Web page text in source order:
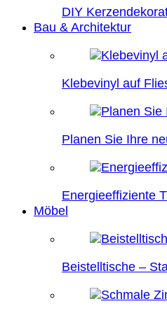
DIY
Bau & Architektur
Klebevinyl auf
Planen Sie Ihre
Energieeffiziente
Möbel
Beistelltische –